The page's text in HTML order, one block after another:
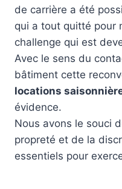
de carrière a été
qui a tout quitté pour
challenge qui est
Avec le sens du
bâtiment cette
locations
évidence.
Nous avons le souci
propreté et de la
essentiels pour